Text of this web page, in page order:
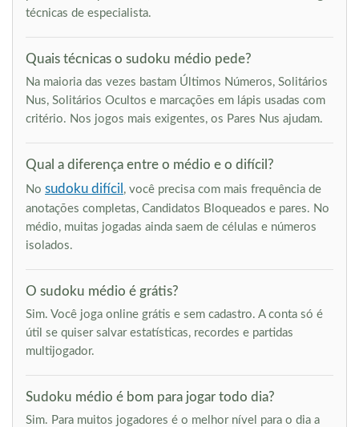
técnicas de especialista.
Quais técnicas o sudoku médio pede?
Na maioria das vezes bastam Últimos Números, Solitários
Nus, Solitários Ocultos e marcações em lápis usadas com
critério. Nos jogos mais exigentes, os Pares Nus ajudam.
Qual a diferença entre o médio e o difícil?
No sudoku difícil , você precisa com mais frequência de
anotações completas, Candidatos Bloqueados e pares. No
médio, muitas jogadas ainda saem de células e números
isolados.
O sudoku médio é grátis?
Sim. Você joga online grátis e sem cadastro. A conta só é
útil se quiser salvar estatísticas, recordes e partidas
multijogador.
Sudoku médio é bom para jogar todo dia?
Sim. Para muitos jogadores é o melhor nível para o dia a